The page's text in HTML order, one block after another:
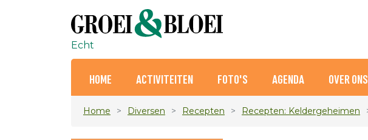
Echt
HOME ACTIVITEITEN FOTO'S AGENDA OVER ONS
Home Diversen Recepten Recepten: Keldergeheimen